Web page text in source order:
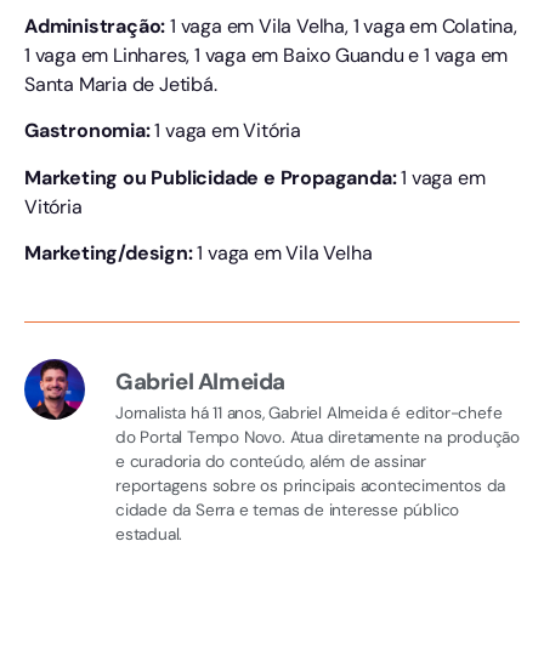
Administração:1 vaga em Vila Velha, 1 vaga em Colatina,
1 vaga em Linhares, 1 vaga em Baixo Guandu e 1 vaga em
Santa Maria de Jetibá.
Gastronomia:1 vaga em Vitória
Marketing ou Publicidade e Propaganda:1 vaga em
Vitória
Marketing/design:1 vaga em Vila Velha
Gabriel Almeida
Jornalista há 11 anos, Gabriel Almeida é editor-chefe
do Portal Tempo Novo. Atua diretamente na produção
e curadoria do conteúdo, além de assinar
reportagens sobre os principais acontecimentos da
cidade da Serra e temas de interesse público
estadual.